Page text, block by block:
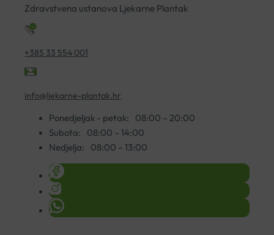
Zdravstvena ustanova Ljekarne Plantak
+385 33 554 001
info@ljekarne-plantak.hr
Ponedjeljak - petak:
08:00 – 20:00
Subota:
08:00 – 14:00
Nedjelja:
08:00 – 13:00